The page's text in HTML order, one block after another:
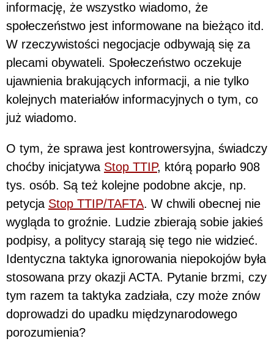
informację, że wszystko wiadomo, że
społeczeństwo jest informowane na bieżąco itd.
W rzeczywistości negocjacje odbywają się za
plecami obywateli. Społeczeństwo oczekuje
ujawnienia brakujących informacji, a nie tylko
kolejnych materiałów informacyjnych o tym, co
już wiadomo.
O tym, że sprawa jest kontrowersyjna, świadczy
choćby inicjatywa Stop TTIP, którą poparło 908
tys. osób. Są też kolejne podobne akcje, np.
petycja Stop TTIP/TAFTA. W chwili obecnej nie
wygląda to groźnie. Ludzie zbierają sobie jakieś
podpisy, a politycy starają się tego nie widzieć.
Identyczna taktyka ignorowania niepokojów była
stosowana przy okazji ACTA. Pytanie brzmi, czy
tym razem ta taktyka zadziała, czy może znów
doprowadzi do upadku międzynarodowego
porozumienia?